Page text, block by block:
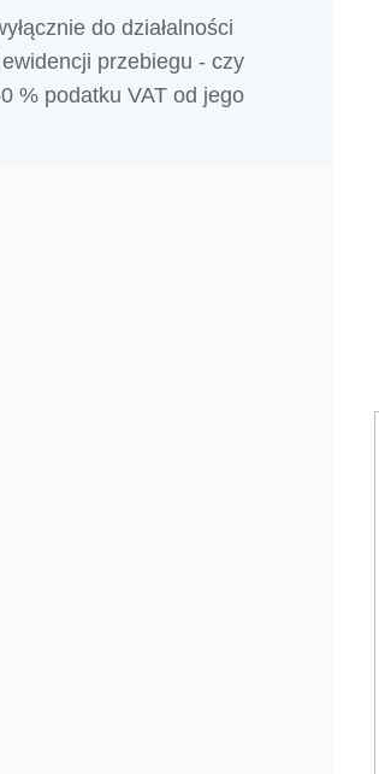
do działal­ności
przebiegu - czy
% podatku VAT od jego